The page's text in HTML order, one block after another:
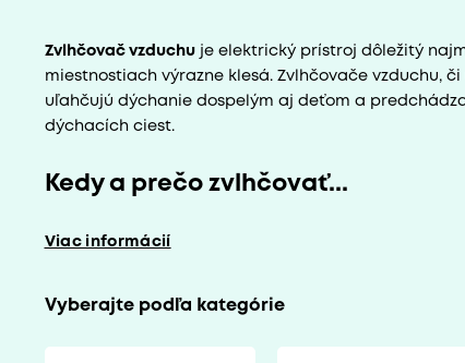
Zvlhčovač vzduchuje elektrický prístroj dôležitý
miestnostiach výrazne klesá. Zvlhčovače vzduchu, či
uľahčujú dýchanie dospelým aj deťom a
dýchacích ciest.
Kedy a prečo zvlhčovať...
Viac informácií
Vyberajte podľa kategórie